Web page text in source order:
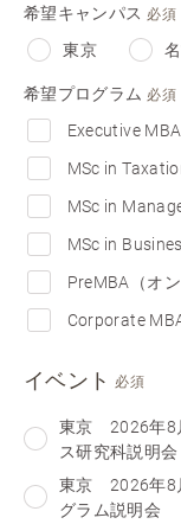
希望キャンパス 必須
東京
希望プログラム 必須
Executive MBA
MSc in
MSc in
MSc in
PreMBA（オン
Corporate
イベント 必須
東京 2026年8
ス研究科説明会
東京 2026年8
グラム説明会